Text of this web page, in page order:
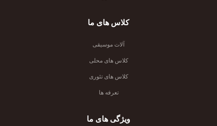
کلاس های ما
آلات موسیقی
کلاس های محلی
کلاس های تئوری
تعرفه ها
ویژگی های ما